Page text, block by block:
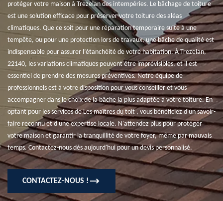
protéger votre maison à Trezelan des intempéries. Le bâchage de toiture
est une solution efficace pour préserver votre toiture des aléas
climatiques. Que ce soit pour une réparation temporaire suite à une
tempête, ou pour une protection lors de travaux, une bâche de qualité est
indispensable pour assurer l’étanchéité de votre habitation. À Trezelan,
22140, les variations climatiques peuvent être imprévisibles, et il est
essentiel de prendre des mesures préventives. Notre équipe de
professionnels est à votre disposition pour vous conseiller et vous
accompagner dans le choix de la bâche la plus adaptée à votre toiture. En
optant pour les services de Les maîtres du toit , vous bénéficiez d'un savoir-
faire reconnu et d'une expertise locale. N'attendez plus pour protéger
votre maison et garantir la tranquillité de votre foyer, même par mauvais
temps. Contactez-nous dès aujourd'hui pour un devis personnalisé.
CONTACTEZ-NOUS !